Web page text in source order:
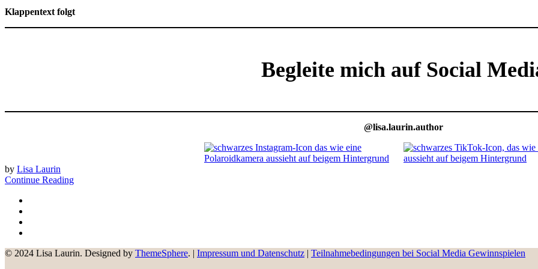
Klappentext folgt
Begleite mich auf Social
@lisa.laurin.author
by Lisa Laurin
Continue Reading
© 2024 Lisa Laurin. Designed by ThemeSphere. | Impressum und Datenschutz | Teilnahmebedingungen bei Social Media Gewinnspielen